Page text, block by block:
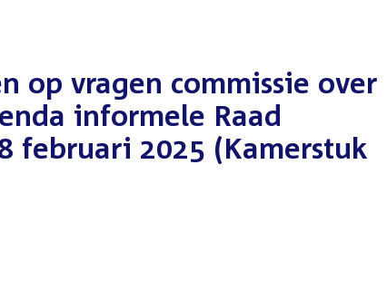
op vragen commissie over
informele Raad
februari 2025 (Kamerstuk